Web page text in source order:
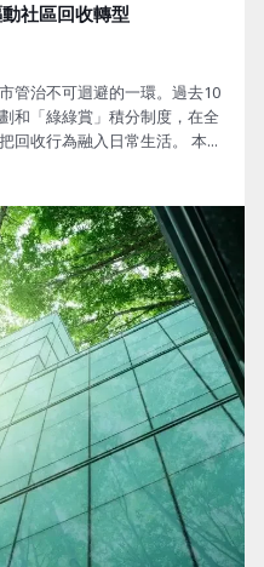
社區回收轉型
管治不可迴避的一環。過去10
和「綠綠賞」積分制度，在全
回收行為融入日常生活。 本年
稱重積分」走向「價值激